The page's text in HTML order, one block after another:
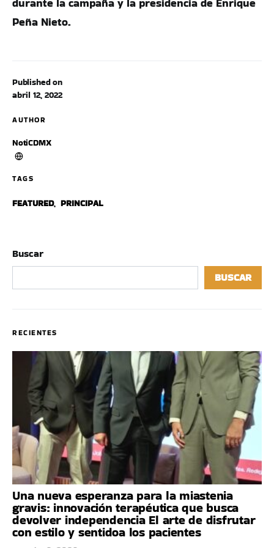
Published on
abril 12, 2022
AUTHOR
NotiCDMX
TAGS
FEATURED, PRINCIPAL
Peña Nieto.
Buscar
BUSCAR
RECIENTES
Una nueva esperanza para la miastenia
gravis: innovación terapéutica que busca
devolver independencia El arte de disfrutar
con estilo y sentidoa los pacientes